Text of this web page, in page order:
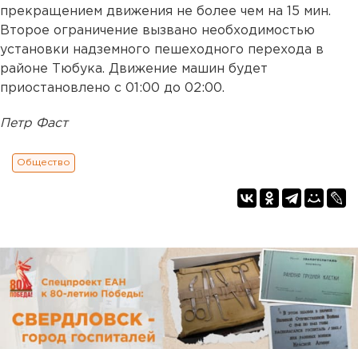
прекращением движения не более чем на 15 мин.
Второе ограничение вызвано необходимостью
установки надземного пешеходного перехода в
районе Тюбука. Движение машин будет
приостановлено с 01:00 до 02:00.
Петр Фаст
Общество